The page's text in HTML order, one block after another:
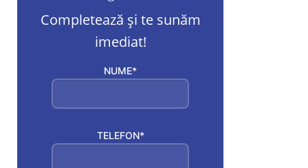
Completează și te sunăm
imediat!
NUME*
TELEFON*